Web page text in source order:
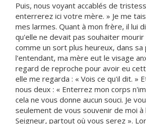
Puis, nous voyant accablés de
enterrerez ici votre mère. » Je me
mes larmes. Quant à mon frère, il lui
qu'elle ne devait pas souhaiter
comme un sort plus heureux, dans sa
l'entendant, ma mère eut le visage
regard de reproche pour avoir eu
elle me regarda : « Vois ce qu'il dit. »
nous deux : « Enterrez mon corps
cela ne vous donne aucun souci. Je
seulement de vous souvenir de moi à
Seigneur, partout où vous serez ».